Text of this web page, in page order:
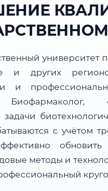
университет
и других
и
Биофармаколог,
с учётом
обновить
методы и